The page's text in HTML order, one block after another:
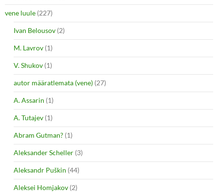
vene luule (227)
Ivan Belousov (2)
M. Lavrov (1)
V. Shukov (1)
autor määratlemata (vene) (27)
A. Assarin (1)
A. Tutajev (1)
Abram Gutman? (1)
Aleksander Scheller (3)
Aleksandr Puškin (44)
Aleksei Homjakov (2)